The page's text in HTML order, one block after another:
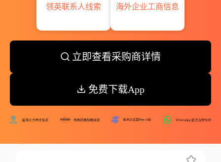
领英联系人线索
海外企业工商信息
立即查看采购商详情
免费下载App